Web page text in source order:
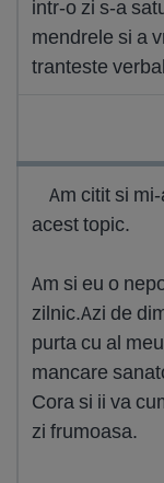
intr-o zi s-a
mendrele si a
tranteste
Am citit si
acest topic.
Am si eu o
zilnic.Azi de
purta cu al
mancare
Cora si ii va
zi frumoasa.